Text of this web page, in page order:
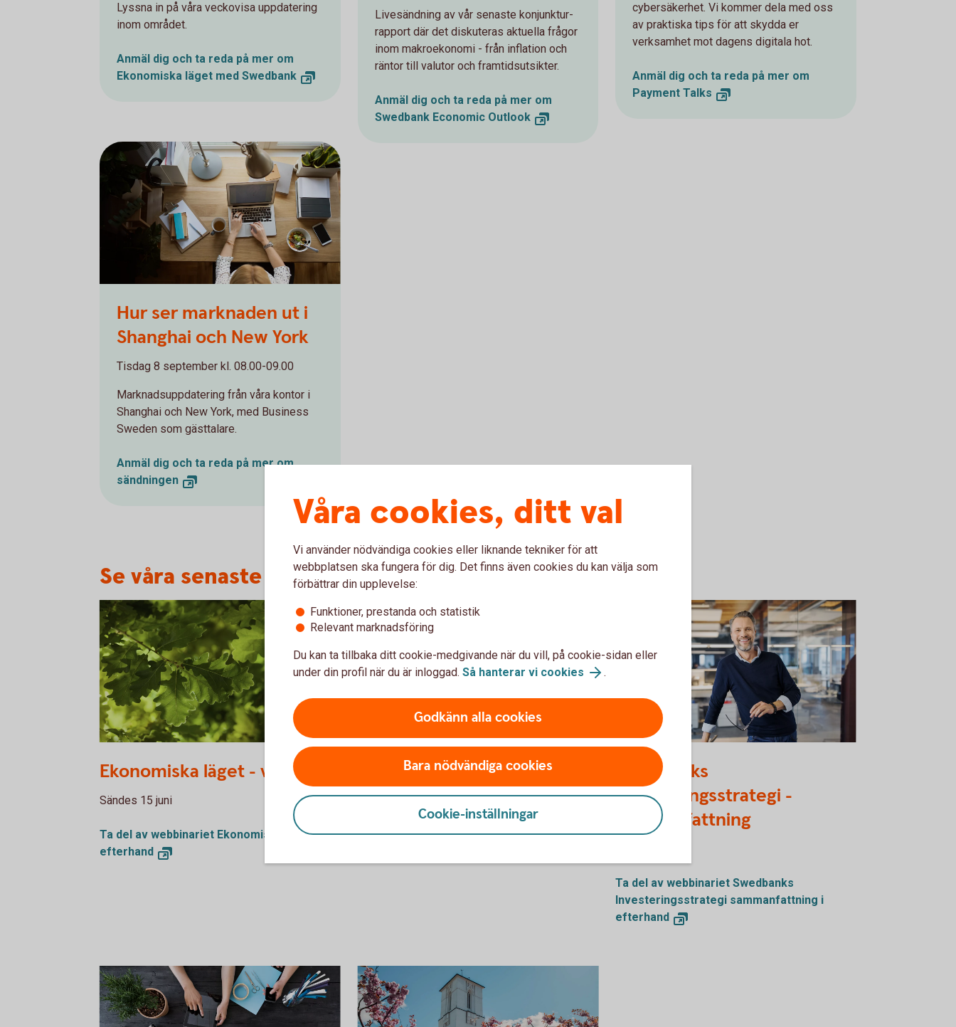
Lyssna in på våra veckovisa uppdatering
inom området.
Anmäl dig och ta reda på mer om
Ekonomiska läget med Swedbank
saladHur ser marknaden ut i
Shanghai och New York
Tisdag 8 september kl. 08.00-09.00
Marknadsuppdatering från våra kontor i
Shanghai och New York, med Business
Sweden som gästtalare.
Anmäl dig och ta reda på mer om
sändningen
Livesändning av vår senaste konjunktur-
rapport där det diskuteras aktuella frågor
inom makroekonomi - från inflation och
räntor till valutor och framtidsutsikter.
Anmäl dig och ta reda på mer om
Swedbank Economic Outlook
cybersäkerhet. Vi kommer dela med oss
av praktiska tips för att skydda er
verksamhet mot dagens digitala hot.
Anmäl dig och ta reda på mer om
Payment Talks
Se våra senaste sändningar av våra webbinarier
Ekonomiska läget - vecka 25
Sändes 15 juni
Ta del av webbinariet Ekonomiska läget i
efterhand
Payment Talks
Sändes 2 juni
Ta del av webbinariet Payment Talks i
1132119378
Swedbanks
Investeringsstrategi -
sammanfattning
Ta del av webbinariet Swedbanks
Investeringsstrategi sammanfattning i
efterhand
Våra cookies, ditt val
Vi använder nödvändiga cookies eller liknande tekniker för att
webbplatsen ska fungera för dig. Det finns även cookies du kan välja som
förbättrar din upplevelse:
Funktioner, prestanda och statistik
Relevant marknadsföring
Du kan ta tillbaka ditt cookie-medgivande när du vill, på cookie-sidan eller
under din profil när du är inloggad. Så hanterar vi cookies .
Godkänn alla cookies
Bara nödvändiga cookies
Cookie-inställningar